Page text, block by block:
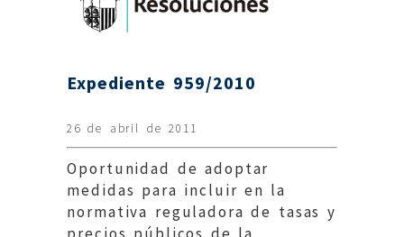
Expediente 959/2010
26 de abril de 2011
Oportunidad de adoptar
medidas para incluir en la
normativa reguladora de tasas y